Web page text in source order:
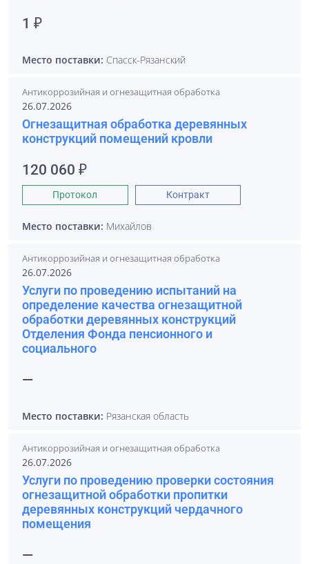
1 ₽
Место поставки: Спасск-Рязанский
Антикоррозийная и огнезащитная обработка
26.07.2026
Огнезащитная обработка деревянных
конструкций помещений кровли
120 060 ₽
Протокол Контракт
Место поставки: Михайлов
Антикоррозийная и огнезащитная обработка
26.07.2026
Услуги по проведению испытаний на
определение качества огнезащитной
обработки деревянных конструкций
Отделения Фонда пенсионного и
социального
—
Место поставки: Рязанская область
Антикоррозийная и огнезащитная обработка
26.07.2026
Услуги по проведению проверки состояния
огнезащитной обработки пропитки
деревянных конструкций чердачного
помещения
—